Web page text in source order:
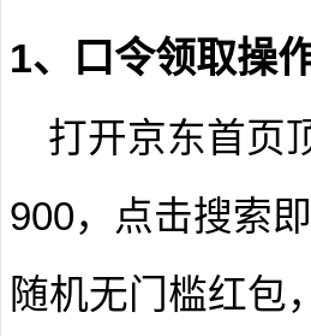
1、口令领取操
打开京东首页
900，点击搜索
随机无门槛红包